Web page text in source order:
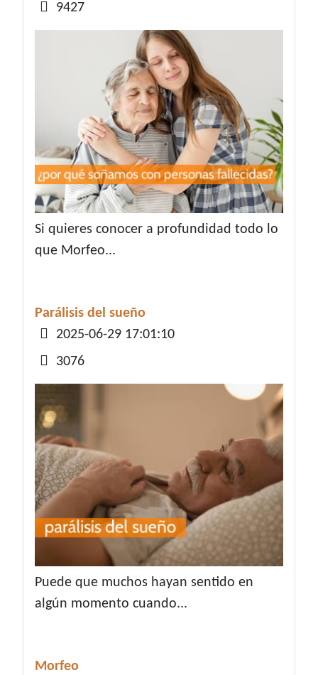
9427
Si quieres conocer a profundidad todo lo
que Morfeo...
Parálisis del sueño
Detalles
2025-06-29 17:01:10
3076
Puede que muchos hayan sentido en
algún momento cuando...
Morfeo